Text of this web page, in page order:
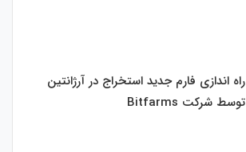
راه اندازی فارم جدید استخراج در آرژانتین
توسط شرکت Bitfarms